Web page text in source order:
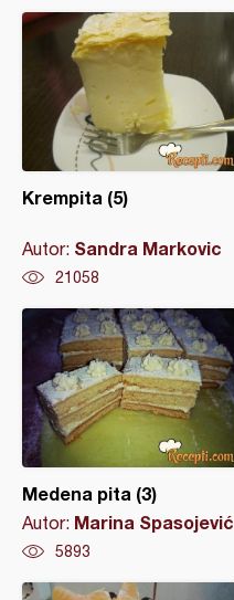
Krempita (5)
Autor: Sandra Markovic
21058
Medena pita (3)
Autor: Marina Spasojević
5893